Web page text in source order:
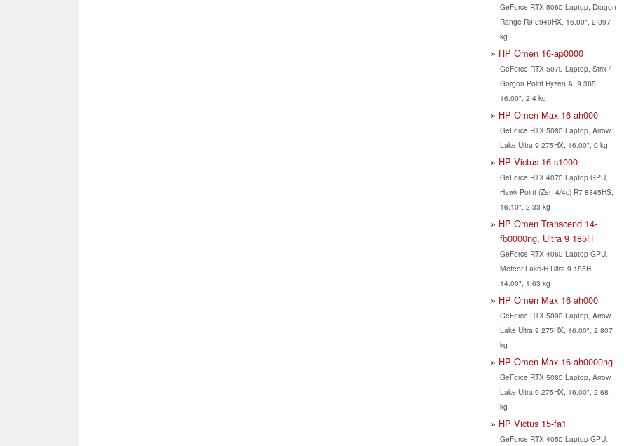
GeForce RTX 5060 Laptop, Dragon
Range R9 8940HX, 16.00", 2.397
kg
HP Omen 16-ap0000
GeForce RTX 5070 Laptop, Strix /
Gorgon Point Ryzen AI 9 365,
16.00", 2.4 kg
HP Omen Max 16 ah000
GeForce RTX 5080 Laptop, Arrow
Lake Ultra 9 275HX, 16.00", 0 kg
HP Victus 16-s1000
GeForce RTX 4070 Laptop GPU,
Hawk Point (Zen 4/4c) R7 8845HS,
16.10", 2.33 kg
HP Omen Transcend 14-
fb0000ng, Ultra 9 185H
GeForce RTX 4060 Laptop GPU,
Meteor Lake-H Ultra 9 185H,
14.00", 1.63 kg
HP Omen Max 16 ah000
GeForce RTX 5090 Laptop, Arrow
Lake Ultra 9 275HX, 16.00", 2.807
kg
HP Omen Max 16-ah0000ng
GeForce RTX 5080 Laptop, Arrow
Lake Ultra 9 275HX, 16.00", 2.68
kg
HP Victus 15-fa1
GeForce RTX 4050 Laptop GPU,